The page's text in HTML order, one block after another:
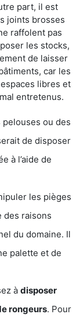
part, il est
joints brosses
raffolent pas
les stocks,
de laisser
car les
libres et
entretenus.
pelouses ou des
de disposer
à l’aide de
les pièges
des raisons
du domaine. Il
palette et de
à disposer
rongeurs. Pour